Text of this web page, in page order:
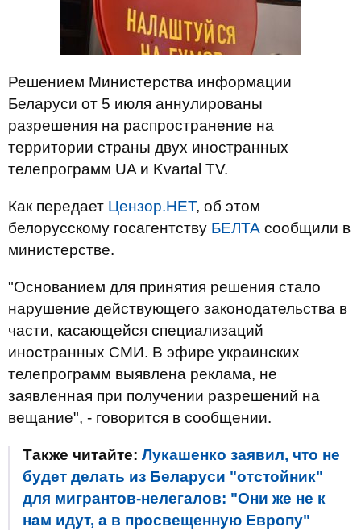
Решением Министерства информации
Беларуси от 5 июля аннулированы
разрешения на распространение на
территории страны двух иностранных
телепрограмм UA и Kvartal TV.
Как передает Цензор.НЕТ, об этом
белорусскому госагентству БЕЛТА сообщили в
министерстве.
"Основанием для принятия решения стало
нарушение действующего законодательства в
части, касающейся специализаций
иностранных СМИ. В эфире украинских
телепрограмм выявлена реклама, не
заявленная при получении разрешений на
вещание", - говорится в сообщении.
Также читайте: Лукашенко заявил, что не
будет делать из Беларуси "отстойник"
для мигрантов-нелегалов: "Они же не к
нам идут, а в просвещенную Европу"